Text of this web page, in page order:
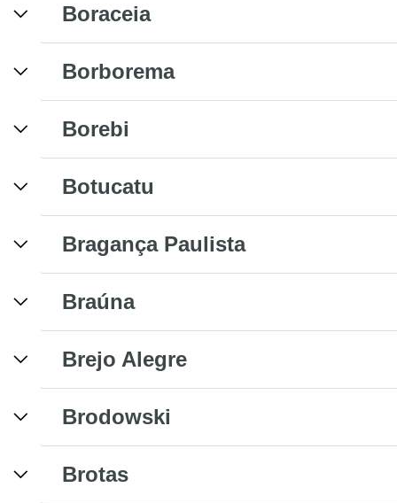
Boraceia
Borborema
Borebi
Botucatu
Bragança Paulista
Braúna
Brejo Alegre
Brodowski
Brotas